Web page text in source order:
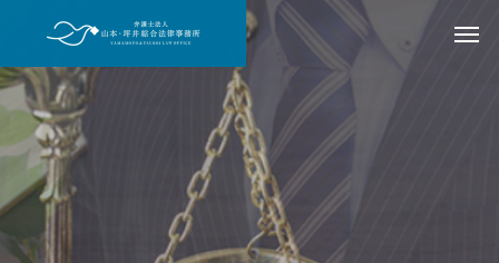
ご家族が逮捕された、警察から呼び出しを受けた